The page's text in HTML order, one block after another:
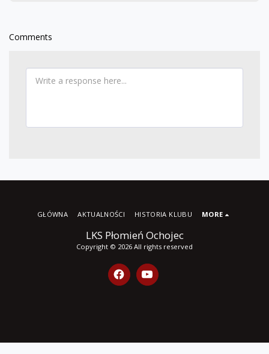
Comments
LKS Płomień Ochojec
Copyright © 2026 All rights reserved
GŁÓWNA AKTUALNOŚCI HISTORIA KLUBU MORE